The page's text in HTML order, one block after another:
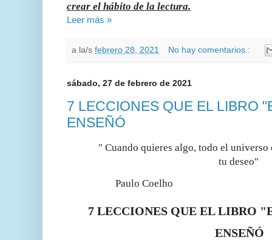
crear el hábito de la lectura.
Leer más »
a la/s febrero 28, 2021 No hay comentarios.:
sábado, 27 de febrero de 2021
7 LECCIONES QUE EL LIBRO
ENSEÑÓ
" Cuando quieres algo, todo el
tu deseo"
Paulo Coelho
7 LECCIONES QUE EL LIBRO
ENSEÑÓ